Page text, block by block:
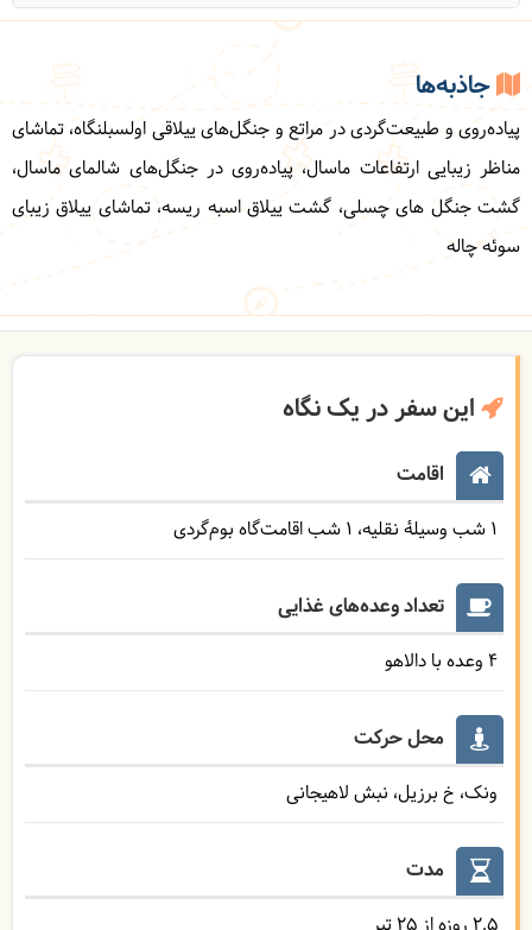
جاذبه‌ها
پیاده‌روی و طبیعت‌گردی در مراتع و جنگل‌های ییلاقی اولسبلنگاه، تماشای
مناظر زیبایی ارتفاعات ماسال، پیاده‌روی در جنگل‌های شالمای ماسال،
گشت جنگل های چسلی، گشت ییلاق اسبه ریسه، تماشای ییلاق زیبای
سوئه چاله
این سفر در یک نگاه
اقامت
1 شب وسیلۀ نقلیه 1 شب اقامت‌گاه بوم‌گردی
تعداد وعده‌های غذایی
4 وعده با دالاهو
محل حرکت
ونک، خ برزیل، نبش لاهیجانی
مدت